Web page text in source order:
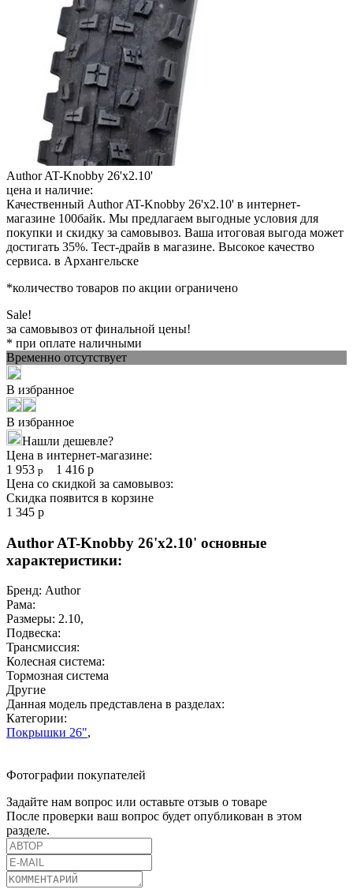
Author AT-Knobby 26'x2.10'
цена и наличие:
Качественный Author AT-Knobby 26'x2.10' в интернет-
магазине 100байк. Мы предлагаем выгодные условия для
покупки и скидку за самовывоз. Ваша итоговая выгода может
достигать 35%. Тест-драйв в магазине. Высокое качество
сервиса. в Архангельске
*количество товаров по акции ограничено
Sale!
за самовывоз от финальной цены!
* при оплате наличными
Временно отсутствует
В избранное
В избранное
Нашли дешевле?
Цена в интернет-магазине:
1 953 р 1 416 р
Цена со скидкой за самовывоз:
Скидка появится в корзине
1 345 р
Author AT-Knobby 26'x2.10' основные
характеристики:
Бренд: Author
Рама:
Размеры: 2.10,
Подвеска:
Трансмиссия:
Колесная система:
Тормозная система
Другие
Данная модель представлена в разделах:
Категории:
Покрышки 26",
Фотографии покупателей
Задайте нам вопрос или оставьте отзыв о товаре
После проверки ваш вопрос будет опубликован в этом
разделе.